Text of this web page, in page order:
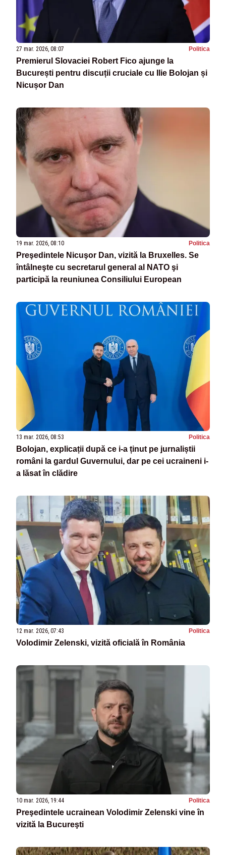
27 mar. 2026, 08:07 Politica
Premierul Slovaciei Robert Fico ajunge la
București pentru discuții cruciale cu Ilie Bolojan și
Nicușor Dan
19 mar. 2026, 08:10 Politica
Preşedintele Nicuşor Dan, vizită la Bruxelles. Se
întâlneşte cu secretarul general al NATO şi
participă la reuniunea Consiliului European
13 mar. 2026, 08:53 Politica
Bolojan, explicații după ce i-a ținut pe jurnaliștii
români la gardul Guvernului, dar pe cei ucraineni i-
a lăsat în clădire
12 mar. 2026, 07:43 Politica
Volodimir Zelenski, vizită oficială în România
10 mar. 2026, 19:44 Politica
Preşedintele ucrainean Volodimir Zelenski vine în
vizită la Bucureşti